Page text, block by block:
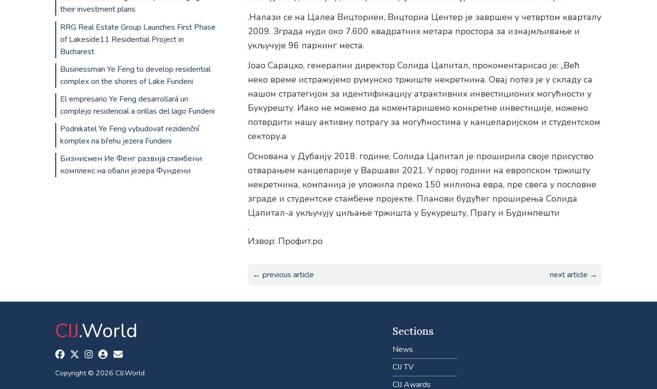
.Налази се на Цалеа Вицториеи, Вицториа Центер је завршен у четвртом кварталу
2009. Зграда нуди око 7.600 квадратних метара простора за изнајмљивање и
укључује 96 паркинг места.
Јоао Сарацхо, генерални директор Солида Цапитал, прокоментарисао је: „Већ
неко време истражујемо румунско тржиште некретнина. Овај потез је у складу са
нашом стратегијом за идентификацију атрактивних инвестиционих могућности у
Букурешту. Иако не можемо да коментаришемо конкретне инвестиције, можемо
потврдити нашу активну потрагу за могућностима у канцеларијском и студентском
сектору.а
Основана у Дубаију 2018. године, Солида Цапитал је проширила своје присуство
отварањем канцеларије у Варшави 2021. У првој години на европском тржишту
некретнина, компанија је уложила преко 150 милиона евра, пре свега у пословне
зграде и студентске стамбене пројекте. Планови будућег проширења Солида
Цапитал-а укључују циљање тржишта у Букурешту, Прагу и Будимпешти
.
Извор: Профит.ро
← previous article next article →
their investment plans
RRG Real Estate Group Launches First Phase
of Lakeside11 Residential Project in
Bucharest
Businessman Ye Feng to develop residential
complex on the shores of Lake Fundeni
El empresario Ye Feng desarrollará un
complejo residencial a orillas del lago Fundeni
Podnikatel Ye Feng vybudovat rezidenční
komplex na břehu jezera Fundeni
Бизнисмен Ие Фенг развија стамбени
комплекс на обали језера Фундени
CIJ.World
Copyright © 2026 CIJ.World
Sections
News
CIJ TV
CIJ Awards